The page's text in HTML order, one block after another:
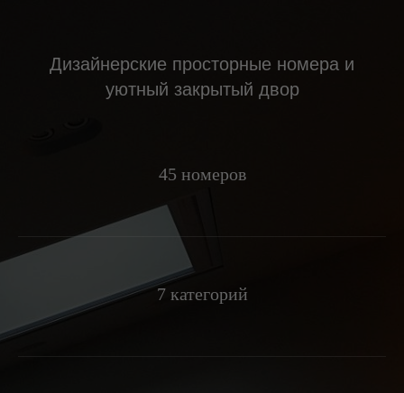
Дизайнерские просторные номера и
уютный закрытый двор
45 номеров
7 категорий